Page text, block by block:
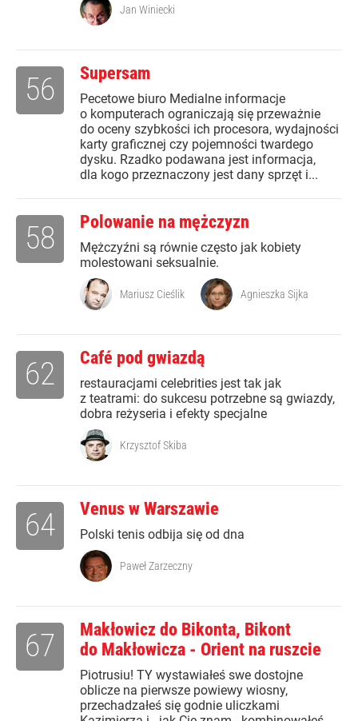
Jan Winiecki
Supersam
Pecetowe biuro Medialne informacje
o komputerach ograniczają się przeważnie
do oceny szybkości ich procesora, wydajności
karty graficznej czy pojemności twardego
dysku. Rzadko podawana jest informacja,
dla kogo przeznaczony jest dany sprzęt i...
56
Polowanie na mężczyzn
Mężczyźni są równie często jak kobiety
molestowani seksualnie.
58
Mariusz Cieślik Agnieszka Sijka
Café pod gwiazdą
restauracjami celebrities jest tak jak
z teatrami: do sukcesu potrzebne są gwiazdy,
dobra reżyseria i efekty specjalne
62
Krzysztof Skiba
Venus w Warszawie
Polski tenis odbija się od dna
64
Paweł Zarzeczny
Makłowicz do Bikonta, Bikont
do Makłowicza - Orient na ruszcie
Piotrusiu! TY wystawiałeś swe dostojne
oblicze na pierwsze powiewy wiosny,
przechadzałeś się godnie uliczkami
67